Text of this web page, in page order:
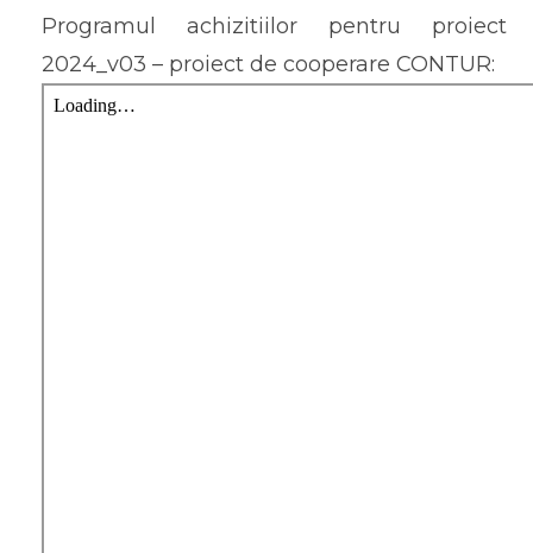
Programul achizitiilor pentru proiect
2024_v03 – proiect de cooperare CONTUR: